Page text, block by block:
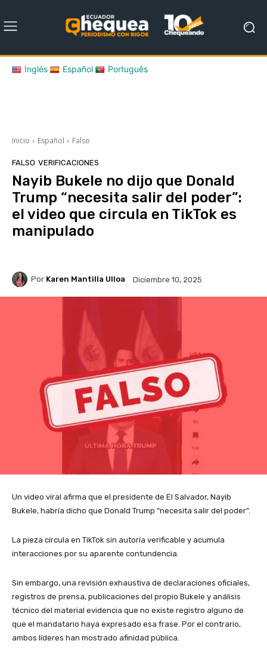
Inglés Español Português
Inicio Español Falso
FALSO VERIFICACIONES
Nayib Bukele no dijo que Donald
Trump “necesita salir del poder”:
el video que circula en TikTok es
manipulado
Por Karen Mantilla Ulloa Diciembre 10, 2025
Un video viral afirma que el presidente de El Salvador, Nayib
Bukele, habría dicho que Donald Trump “necesita salir del poder”.
La pieza circula en TikTok sin autoría verificable y acumula
interacciones por su aparente contundencia.
Sin embargo, una revisión exhaustiva de declaraciones oficiales,
registros de prensa, publicaciones del propio Bukele y análisis
técnico del material evidencia que no existe registro alguno de
que el mandatario haya expresado esa frase. Por el contrario,
ambos líderes han mostrado afinidad pública.